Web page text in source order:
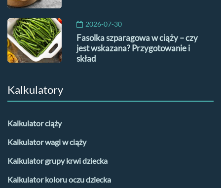
2026-07-30
Fasolka szparagowa w ciąży – czy
jest wskazana? Przygotowanie i
skład
Kalkulatory
Kalkulator ciąży
Kalkulator wagi w ciąży
Kalkulator grupy krwi dziecka
Kalkulator koloru oczu dziecka